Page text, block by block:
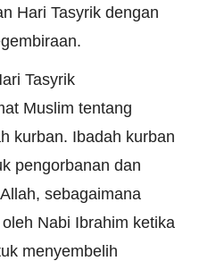
Hari Tasyrik dengan
Tasyrik
Muslim tentang
kurban. Ibadah kurban
pengorbanan dan
sebagaimana
Nabi Ibrahim ketika
menyembelih